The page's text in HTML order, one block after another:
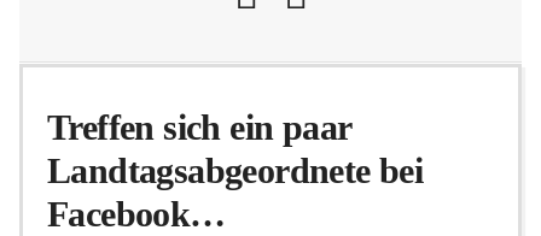
Nachrichten
Flurschelte
Treffen sich ein paar
Landtagsabgeordnete bei
Facebook…